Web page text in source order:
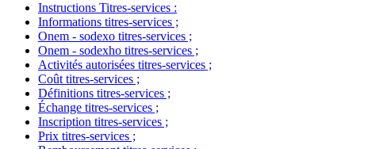
Instructions Titres-services :
Informations titres-services ;
Onem - sodexo titres-services ;
Onem - sodexho titres-services ;
Activités autorisées titres-services ;
Coût titres-services ;
Définitions titres-services ;
Échange titres-services ;
Inscription titres-services ;
Prix titres-services ;